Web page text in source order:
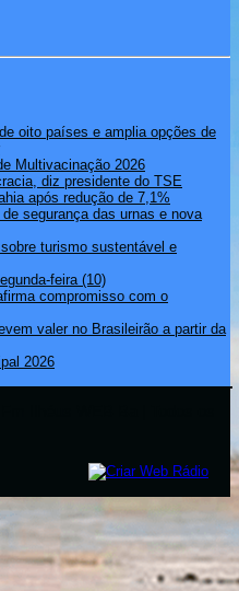
oito países e amplia opções de
Multivacinação 2026
diz presidente do TSE
após redução de 7,1%
segurança das urnas e nova
turismo sustentável e
feira (10)
compromisso com o
valer no Brasileirão a partir da
2026